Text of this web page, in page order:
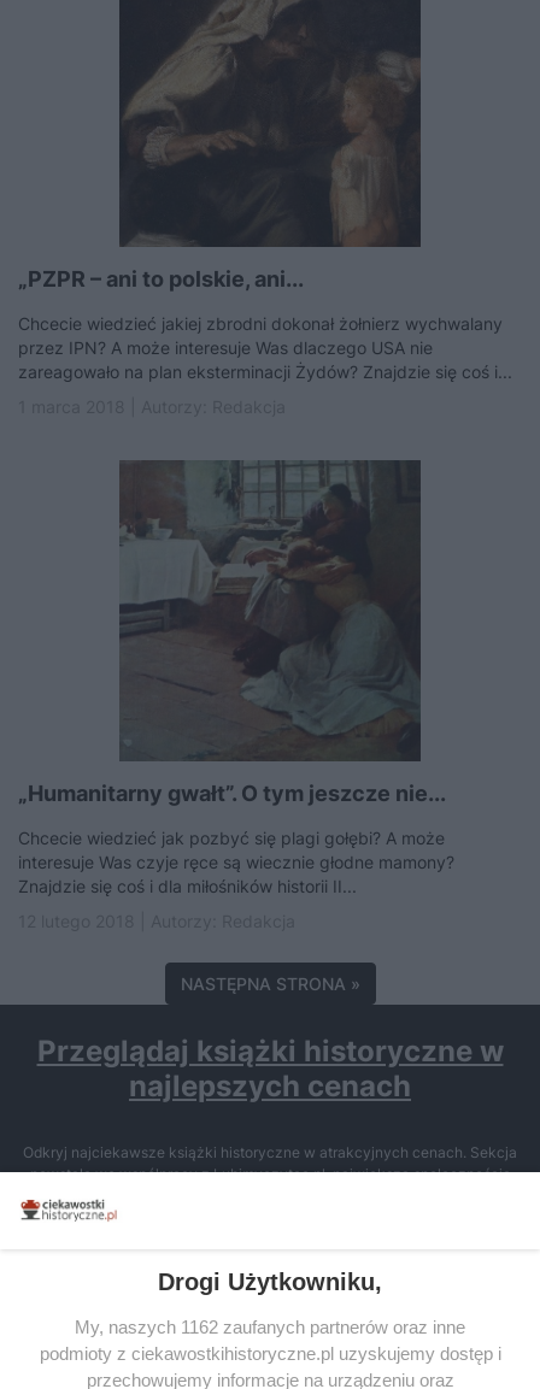
„PZPR – ani to polskie, ani...
Chcecie wiedzieć jakiej zbrodni dokonał żołnierz wychwalany
przez IPN? A może interesuje Was dlaczego USA nie
zareagowało na plan eksterminacji Żydów? Znajdzie się coś i...
„Humanitarny gwałt”. O tym jeszcze nie...
Chcecie wiedzieć jak pozbyć się plagi gołębi? A może
interesuje Was czyje ręce są wiecznie głodne mamony?
Znajdzie się coś i dla miłośników historii II...
NASTĘPNA STRONA »
Przeglądaj książki historyczne w
najlepszych cenach
Odkryj najciekawsze książki historyczne w atrakcyjnych cenach. Sekcja
powstała we współpracy z Lubimyczytac.pl, największą społecznością
miłośników literatury w Polsce – dzięki temu możesz wybierać spośród
tytułów najwyżej ocenianych przez czytelników.
SERWIS
Drogi Użytkowniku,
My, naszych 1162 zaufanych partnerów oraz inne
podmioty z ciekawostkihistoryczne.pl uzyskujemy dostęp i
przechowujemy informacje na urządzeniu oraz